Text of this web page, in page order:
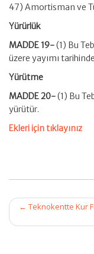
47) Amortisman ve
Yürürlük
MADDE 19-(1) Bu
üzere yayımı
Yürütme
MADDE 20-(1) Bu
yürütür.
Ekleri için tıklayınız
Post
navigation
← Teknokentte Kur